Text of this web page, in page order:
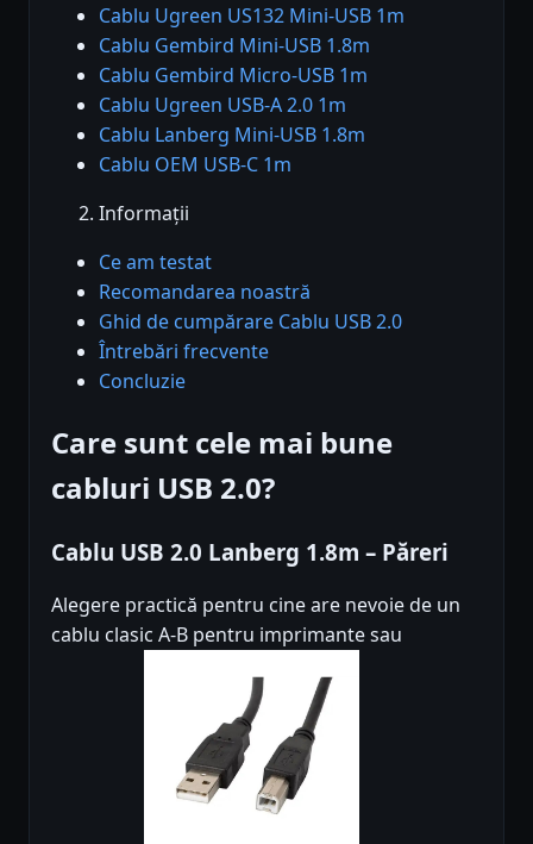
Cablu Ugreen US132 Mini-USB 1m
Cablu Gembird Mini-USB 1.8m
Cablu Gembird Micro-USB 1m
Cablu Ugreen USB-A 2.0 1m
Cablu Lanberg Mini-USB 1.8m
Cablu OEM USB-C 1m
Informații
Ce am testat
Recomandarea noastră
Ghid de cumpărare Cablu USB 2.0
Întrebări frecvente
Concluzie
Care sunt cele mai bune
cabluri USB 2.0?
Cablu USB 2.0 Lanberg 1.8m – Păreri
Alegere practică pentru cine are nevoie de un
cablu clasic A-B pentru imprimante sau